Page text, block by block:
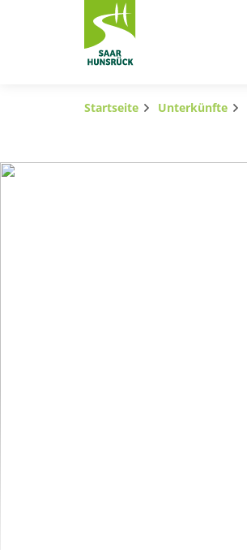
Zum Hauptinhalt springen
Subnavigation umschalten
Startseite Unterkünfte